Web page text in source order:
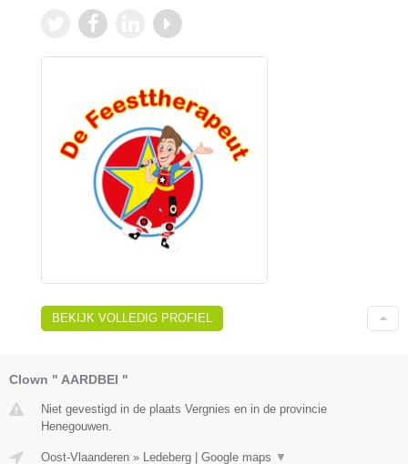
BEKIJK VOLLEDIG PROFIEL
Clown " AARDBEI "
Niet gevestigd in de plaats Vergnies en in de provincie
Henegouwen.
Oost-Vlaanderen » Ledeberg | Google maps ▼